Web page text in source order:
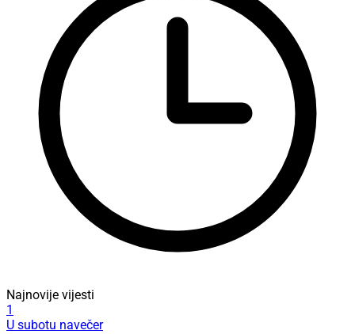
Najnovije vijesti
1
U subotu navečer